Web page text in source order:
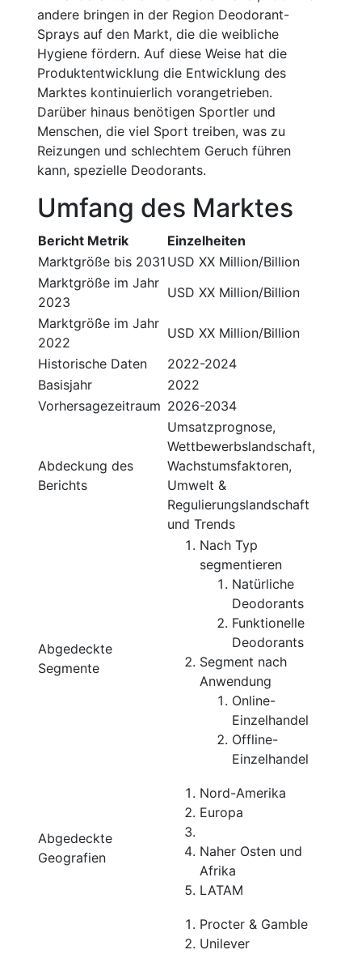
andere bringen in der Region Deodorant-
Sprays auf den Markt, die die weibliche
Hygiene fördern. Auf diese Weise hat die
Produktentwicklung die Entwicklung des
Marktes kontinuierlich vorangetrieben.
Darüber hinaus benötigen Sportler und
Menschen, die viel Sport treiben, was zu
Reizungen und schlechtem Geruch führen
kann, spezielle Deodorants.
Umfang des Marktes
Bericht Metrik
Einzelheiten
Marktgröße bis 2031 USD XX Million/Billion
Marktgröße im Jahr
2023
USD XX Million/Billion
Marktgröße im Jahr
2022
USD XX Million/Billion
Historische Daten
2022-2024
Basisjahr
2022
Vorhersagezeitraum 2026-2034
Abdeckung des
Berichts
Umsatzprognose,
Wettbewerbslandschaft,
Wachstumsfaktoren,
Umwelt &
Regulierungslandschaft
und Trends
Abgedeckte
Segmente
Nach Typ
segmentieren
Natürliche
Deodorants
Funktionelle
Deodorants
Segment nach
Anwendung
Online-
Einzelhandel
Offline-
Einzelhandel
Abgedeckte
Geografien
Nord-Amerika
Europa
Naher Osten und
Afrika
LATAM
Procter & Gamble
Unilever